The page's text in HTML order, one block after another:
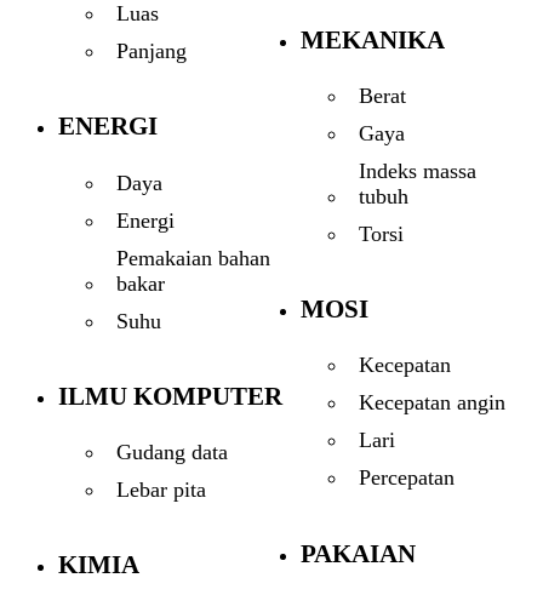
Luas
Panjang
ENERGI
Daya
Energi
Pemakaian bahan
bakar
Suhu
ILMU KOMPUTER
Gudang data
Lebar pita
KIMIA
MEKANIKA
Berat
Gaya
Indeks massa
tubuh
Torsi
MOSI
Kecepatan
Kecepatan angin
Lari
Percepatan
PAKAIAN